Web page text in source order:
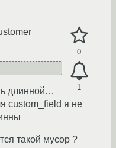
0
1
длинной…
custom_field я не
такой мусор ?